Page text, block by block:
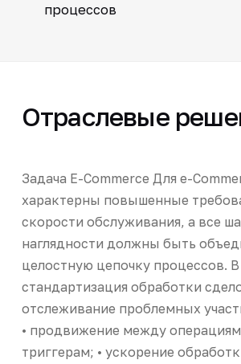
процессов
Отраслевые
Задача E-Commerce Для e-
характерны повышенные
скорости обслуживания, а все
наглядности должны быть
целостную цепочку процессов. В
стандартизация обработки
отслеживание проблемных
• продвижение между
триггерам; • ускорение